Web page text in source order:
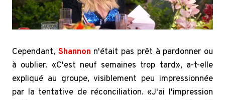
Cependant, Shannonn'était pas prêt à pardonner ou
à oublier. «C'est neuf semaines trop tard», a-t-elle
expliqué au groupe, visiblement peu impressionnée
par la tentative de réconciliation. «J'ai l'impression